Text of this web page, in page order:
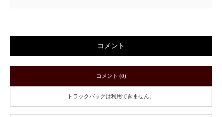
コメント
コメント (0)
トラックバックは利用できません。